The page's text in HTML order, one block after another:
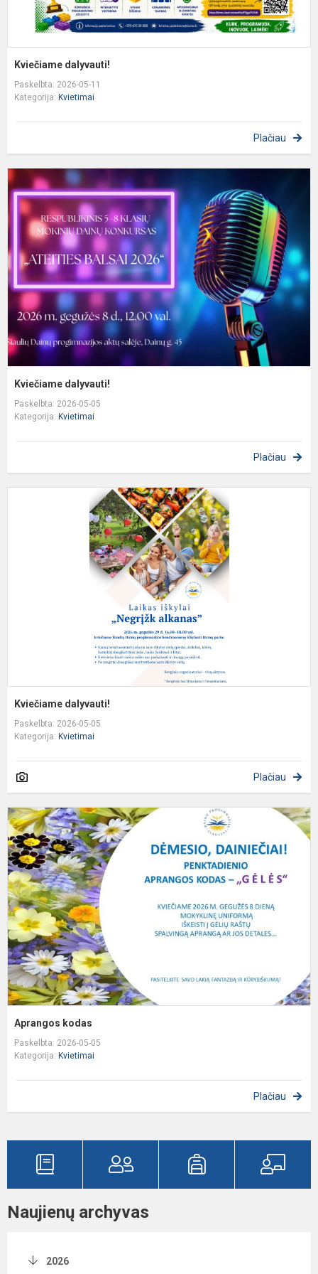
Kviečiame dalyvauti!
Paskelbta: 2026-05-11
Kategorija: Kvietimai
Plačiau
Kviečiame dalyvauti!
Paskelbta: 2026-05-05
Kategorija: Kvietimai
Plačiau
Kviečiame dalyvauti!
Paskelbta: 2026-05-05
Kategorija: Kvietimai
Plačiau
Aprangos kodas
Paskelbta: 2026-05-05
Kategorija: Kvietimai
Plačiau
Naujienų archyvas
2026